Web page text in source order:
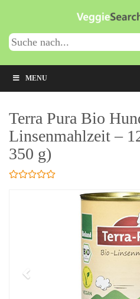
content
MENU
Terra Pura Bio
Linsenmahlzeit –
350 g)